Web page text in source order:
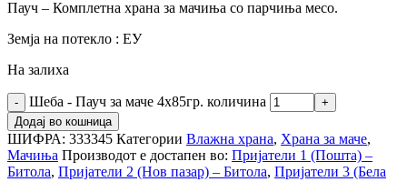
Пауч – Комплетна храна за мачиња со парчиња месо.
Земја на потекло : ЕУ
На залиха
Шеба - Пауч за маче 4х85гр. количина
Додај во кошница
ШИФРА: 333345 Категории Влажна храна, Храна за маче,
Мачиња Производот е достапен во: Пријатели 1 (Пошта) –
Битола, Пријатели 2 (Нов пазар) – Битола, Пријатели 3 (Бела